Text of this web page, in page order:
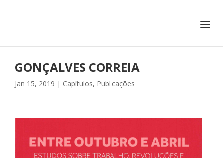
GONÇALVES CORREIA
Jan 15, 2019 | Capítulos, Publicações